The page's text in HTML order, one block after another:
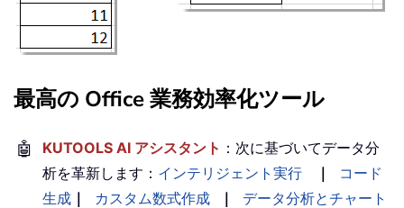
最高の Office 業務効率化ツール
🤖 KUTOOLS AI アシスタント ：次に基づいてデータ分
析を革新します： インテリジェント実行 ｜
コード
生成 ｜ カスタム数式作成 ｜
データ分析とチャート